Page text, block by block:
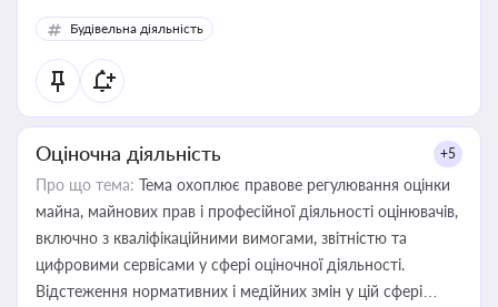
Будівельна діяльність
Оціночна діяльність +5
Про що тема: Тема охоплює правове регулювання оцінки
майна, майнових прав і професійної діяльності оцінювачів,
включно з кваліфікаційними вимогами, звітністю та
цифровими сервісами у сфері оціночної діяльності.
Відстеження нормативних і медійних змін у цій сфері